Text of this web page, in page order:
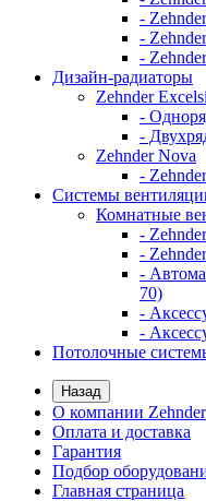
-
-
-
Дизайн-радиаторы
Zehnder
-
-
Zehnder Nova
-
Системы
Комнатные
-
-
-
70)
-
-
Потолочные
Назад
О компании Zehnder
Оплата и доставка
Гарантия
Подбор
Главная страница